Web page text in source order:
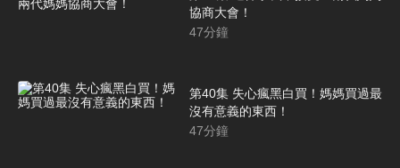
協商大會！
47分鐘
第40集 失心瘋黑白買！媽媽買過最
沒有意義的東西！
47分鐘